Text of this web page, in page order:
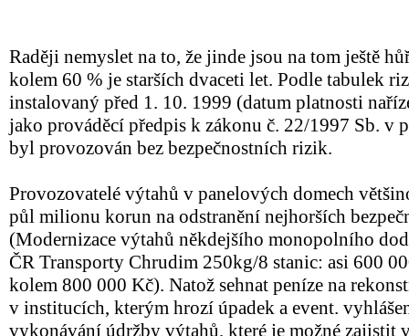
Raději nemyslet na to, že jinde jsou na tom ještě
kolem 60 % je starších dvaceti let. Podle tabulek
instalovaný před 1. 10. 1999 (datum platnosti
jako prováděcí předpis k zákonu č. 22/1997 Sb. v
byl provozován bez bezpečnostních rizik.
Provozovatelé výtahů v panelových domech
půl milionu korun na odstranění nejhorších
(Modernizace výtahů někdejšího monopolního
ČR Transporty Chrudim 250kg/8 stanic: asi 600
kolem 800 000 Kč). Natož sehnat peníze na
v institucích, kterým hrozí úpadek a event.
vykonávání údržby výtahů, které je možné zajistit